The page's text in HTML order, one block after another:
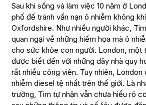
Sau khi sống và làm việc 10 năm ở
phố để tránh vấn nạn ô nhiễm không
Oxfordshire. Như nhiều người khác,
quan ngại về những hiểm họa mà ô
cho sức khỏe con người. London, một
được biết đến với những dãy nhà quy
rất nhiều công viên. Tuy nhiên, London
nhiễm diesel tệ nhất trên thế giới. Là
trường, Tim tự nhận vẫn chưa hiểu rõ